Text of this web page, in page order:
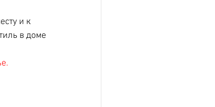
и к
в доме